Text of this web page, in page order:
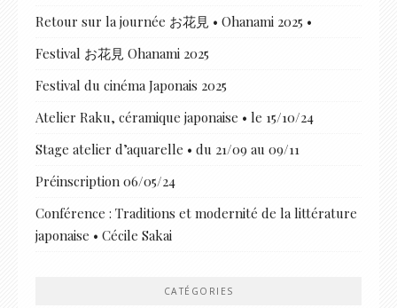
Retour sur la journée お花見 • Ohanami 2025 •
Festival お花見 Ohanami 2025
Festival du cinéma Japonais 2025
Atelier Raku, céramique japonaise • le 15/10/24
Stage atelier d’aquarelle • du 21/09 au 09/11
Préinscription 06/05/24
Conférence : Traditions et modernité de la littérature
japonaise • Cécile Sakai
CATÉGORIES